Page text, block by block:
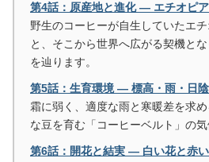
第4話：原産地と進化 ― エチオピ
野生のコーヒーが自生していたエ
と、そこから世界へ広がる契機と
を辿ります。
第5話：生育環境 ― 標高・雨・日
霜に弱く、適度な雨と寒暖差を求
な豆を育む「コーヒーベルト」の気
第6話：開花と結実 ― 白い花と赤